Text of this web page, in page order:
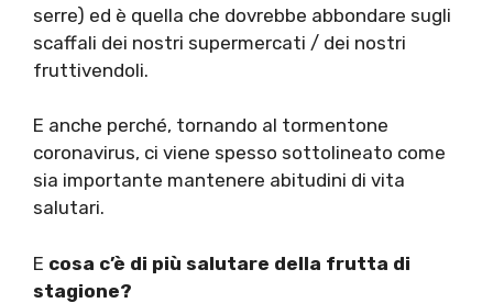
serre) ed è quella che dovrebbe abbondare sugli
scaffali dei nostri supermercati / dei nostri
fruttivendoli.
E anche perché, tornando al tormentone
coronavirus, ci viene spesso sottolineato come
sia importante mantenere abitudini di vita
salutari.
E cosa c’è di più salutare della frutta di
stagione?